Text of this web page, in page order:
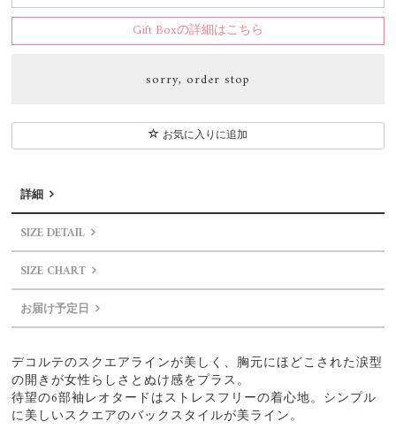
Gift Boxの詳細はこちら
sorry, order stop
お気に入りに追加
詳細
SIZE DETAIL
SIZE CHART
お届け予定日
デコルテのスクエアラインが美しく、胸元にほどこされた涙型
の開きが女性らしさとぬけ感をプラス。
待望の6部袖レオタードはストレスフリーの着心地。シンプル
に美しいスクエアのバックスタイルが美ライン。